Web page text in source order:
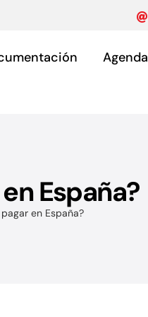
Agenda
España?
en España?